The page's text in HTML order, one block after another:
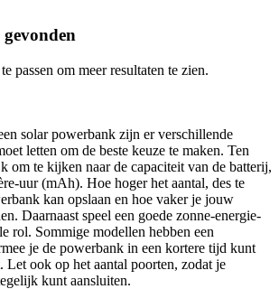
passen om meer resultaten te zien.
solar powerbank zijn er verschillende
letten om de beste keuze te maken. Ten
om te kijken naar de capaciteit van de batterij,
uur (mAh). Hoe hoger het aantal, des te
kan opslaan en hoe vaker je jouw
Daarnaast speel een goede zonne-energie-
rol. Sommige modellen hebben een
je de powerbank in een kortere tijd kunt
Let ook op het aantal poorten, zodat je
kunt aansluiten.